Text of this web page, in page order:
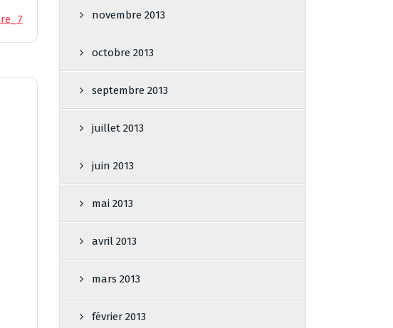
novembre 2013
octobre 2013
septembre 2013
juillet 2013
juin 2013
mai 2013
avril 2013
mars 2013
février 2013